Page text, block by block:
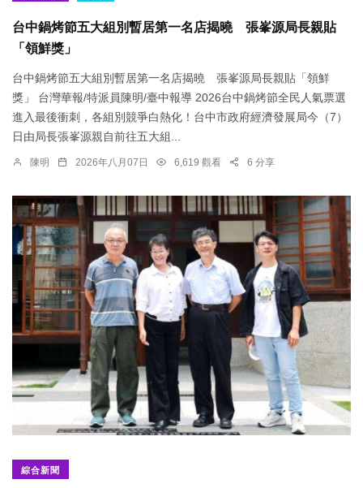
台中鍋烤節五大組別暫居第一名店揭曉 張峯源局長親貼
「領鮮獎」
台中鍋烤節五大組別暫居第一名店揭曉 張峯源局長親貼「領鮮
獎」 台灣華報/特派員陳明/臺中報導 2026台中鍋烤節全民人氣票選
進入最後衝刺，各組別競爭白熱化！台中市政府經濟發展局今（7）
日由局長張峯源親自前往五大組...
陳明 2026年八月07日 6,619 觀看 6 分享
綜合新聞